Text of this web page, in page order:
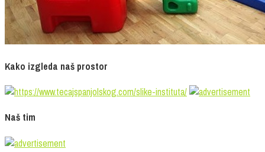
Kako izgleda naš prostor
Naš tim